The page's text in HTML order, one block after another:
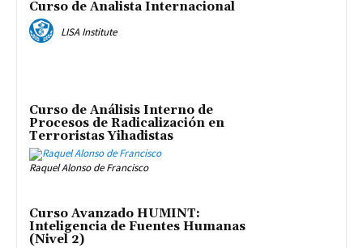
Curso de Analista Internacional
LISA Institute
Curso de Análisis Interno de
Procesos de Radicalización en
Terroristas Yihadistas
Raquel Alonso de Francisco
Curso Avanzado HUMINT:
Inteligencia de Fuentes Humanas
(Nivel 2)